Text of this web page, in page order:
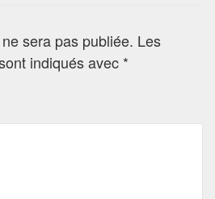
sera pas publiée. Les
indiqués avec *